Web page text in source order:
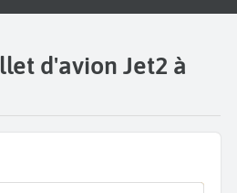
d'avion Jet2 à